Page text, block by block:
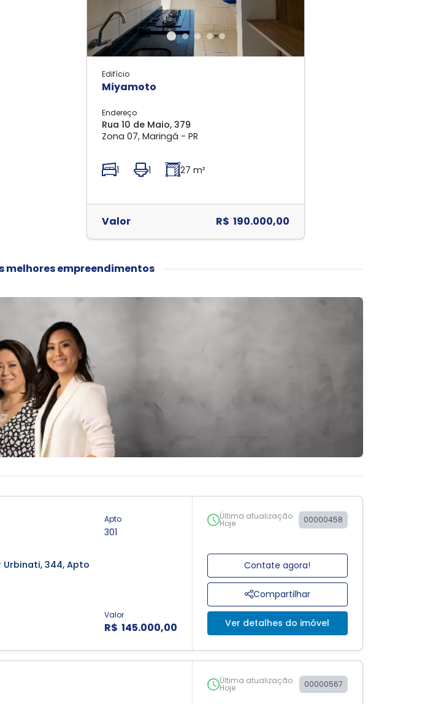
Edifício
Miyamoto
Endereço
Rua 10 de Maio, 379
Zona 07, Maringá - PR
1 1 27 m²
Valor R$ 190.000,00
melhores empreendimentos
344, Apto
Valor
R$ 145.000,00
Apto
301
Última atualização
Hoje 00000458
Contate agora!
Compartilhar
Ver detalhes do imóvel
Última atualização
Hoje 00000567